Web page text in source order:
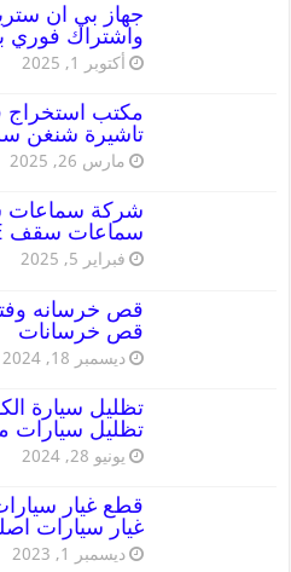
واشتراك فوري
أكتوبر 1, 2025
تاشيرة شنغن
مارس 26, 2025
سماعات سقف BOSE أصلية
فبراير 5, 2025
قص خرسانات
ديسمبر 18, 2024
تظليل سيارات
يونيو 28, 2024
غيار سيارات
ديسمبر 1, 2023